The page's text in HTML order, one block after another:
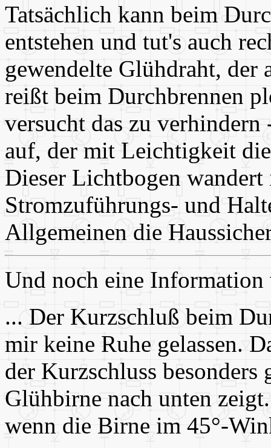
Tatsächlich kann beim
entstehen und tut's auch
gewendelte Glühdraht,
reißt beim Durchbrennen
versucht das zu
auf, der mit Leichtigkeit
Dieser Lichtbogen
Stromzuführungs- und
Allgemeinen die
Und noch eine
... Der Kurzschluß beim
mir keine Ruhe gelassen.
der Kurzschluss
Glühbirne nach unten
wenn die Birne im 45°-